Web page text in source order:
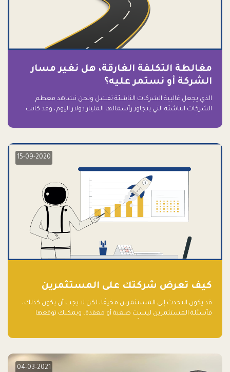
مغالطة التكلفة الغارقة، هل نغير مسار
الشركة أو نستمر عليه؟
الذي يجعل غالبية الشركات الناشئة تفشل ونحن نشاهد معظم
الشركات الناشئة التي يتجاوز رأسمالها المليار دولار اليوم، وقد كانت
15-09-2020
كيف تعرض شركتك على المستثمرين
قد يكون التحدث إلى المستثمرين مخيفًا، لكن لا يجب أن يكون كذلك،
فأسئلة المستثمرين ليست صعبة أو معقدة، ويمكنك توقعها
04-03-2021